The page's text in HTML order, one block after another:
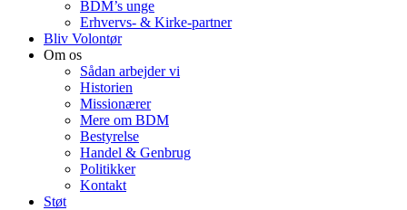
BDM’s unge
Erhvervs- & Kirke-partner
Bliv Volontør
Om os
Sådan arbejder vi
Historien
Missionærer
Mere om BDM
Bestyrelse
Handel & Genbrug
Politikker
Kontakt
Støt